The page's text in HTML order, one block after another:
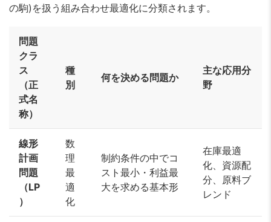
の駒)を扱う組み合わせ最適化に分類されます。
問題
クラ
ス
（正
式名
称）
種
別
何を決める問題か
主な応用分
野
線形
計画
問題
（LP
）
数
理
最
適
化
制約条件の中でコ
スト最小・利益最
大を求める基本形
在庫最適
化、資源配
分、原料ブ
レンド